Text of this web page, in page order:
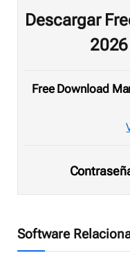
Descargar
Free Download
Software